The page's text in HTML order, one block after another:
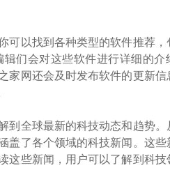
可以找到各种类型的软件推荐，
们会对这些软件进行详细的介
家网还会及时发布软件的更新信
到全球最新的科技动态和趋势。
盖了各个领域的科技新闻。这些
这些新闻，用户可以了解到科技